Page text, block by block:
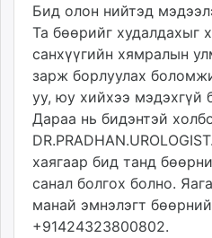
Бид олон нийтэд
Та бөөрийг худалдахыг
санхүүгийн хямралын
зарж борлуулах
уу, юу хийхээ мэдэхгүй
Дараа нь бидэнтэй
хаягаар бид танд
санал болгох болно.
манай эмнэлэгт
+91424323800802.